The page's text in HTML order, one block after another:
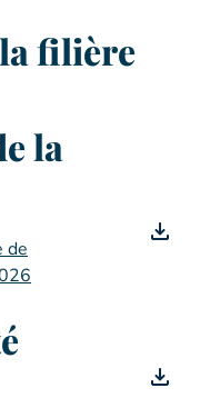
filière
la
de